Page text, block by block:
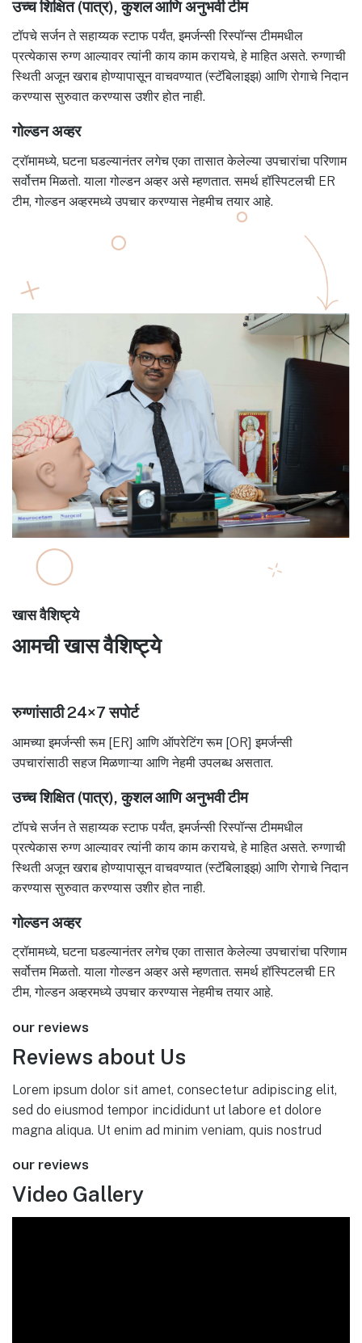
उच्च शिक्षित (पात्र), कुशल आणि अनुभवी टीम
टॉपचे सर्जन ते सहाय्यक स्टाफ पर्यंत, इमर्जन्सी रिस्पॉन्स टीममधील
प्रत्येकास रुग्ण आल्यावर त्यांनी काय काम करायचे, हे माहित असते. रुग्णाची
स्थिती अजून खराब होण्यापासून वाचवण्यात (स्टॅबिलाइझ) आणि रोगाचे निदान
करण्यास सुरुवात करण्यास उशीर होत नाही.
गोल्डन अव्हर
ट्रॉमामध्ये, घटना घडल्यानंतर लगेच एका तासात केलेल्या उपचारांचा परिणाम
सर्वोत्तम मिळतो. याला गोल्डन अव्हर असे म्हणतात. समर्थ हॉस्पिटलची ER
टीम, गोल्डन अव्हरमध्ये उपचार करण्यास नेहमीच तयार आहे.
खास वैशिष्ट्ये
आमची खास वैशिष्ट्ये
रुग्णांसाठी 24×7 सपोर्ट
आमच्या इमर्जन्सी रूम [ER] आणि ऑपरेटिंग रूम [OR] इमर्जन्सी
उपचारांसाठी सहज मिळणाऱ्या आणि नेहमी उपलब्ध असतात.
उच्च शिक्षित (पात्र), कुशल आणि अनुभवी टीम
टॉपचे सर्जन ते सहाय्यक स्टाफ पर्यंत, इमर्जन्सी रिस्पॉन्स टीममधील
प्रत्येकास रुग्ण आल्यावर त्यांनी काय काम करायचे, हे माहित असते. रुग्णाची
स्थिती अजून खराब होण्यापासून वाचवण्यात (स्टॅबिलाइझ) आणि रोगाचे निदान
करण्यास सुरुवात करण्यास उशीर होत नाही.
गोल्डन अव्हर
ट्रॉमामध्ये, घटना घडल्यानंतर लगेच एका तासात केलेल्या उपचारांचा परिणाम
सर्वोत्तम मिळतो. याला गोल्डन अव्हर असे म्हणतात. समर्थ हॉस्पिटलची ER
टीम, गोल्डन अव्हरमध्ये उपचार करण्यास नेहमीच तयार आहे.
our reviews
Reviews about Us
Lorem ipsum dolor sit amet, consectetur adipiscing elit,
sed do eiusmod tempor incididunt ut labore et dolore
magna aliqua. Ut enim ad minim veniam, quis nostrud
our reviews
Video Gallery